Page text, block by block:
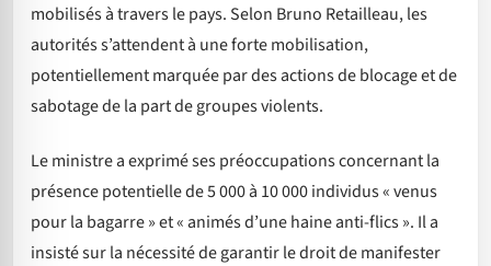
mobilisés à travers le pays. Selon Bruno Retailleau, les
autorités s’attendent à une forte mobilisation,
potentiellement marquée par des actions de blocage et de
sabotage de la part de groupes violents.
Le ministre a exprimé ses préoccupations concernant la
présence potentielle de 5 000 à 10 000 individus « venus
pour la bagarre » et « animés d’une haine anti-flics ». Il a
insisté sur la nécessité de garantir le droit de manifester